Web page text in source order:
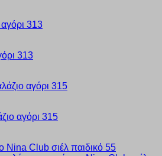
313
αγόρι 315